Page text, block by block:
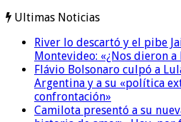
Ultimas Noticias
River lo descartó y el pibe
Montevideo: «¿Nos dieron a
Flávio Bolsonaro culpó a
Argentina y a su «política
confrontación»
Camilota presentó a su